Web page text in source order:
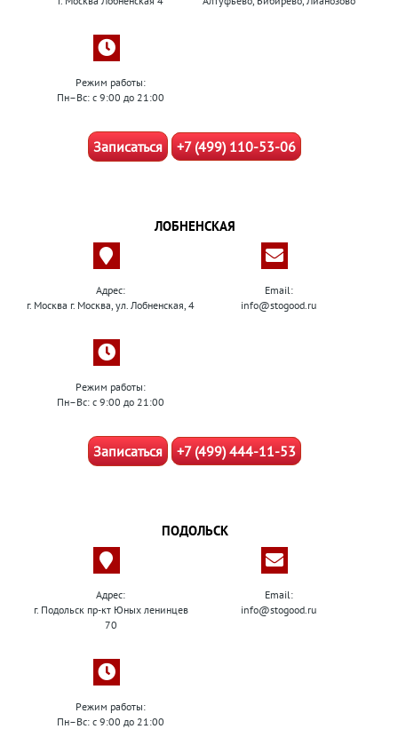
Режим работы:
Пн–Вс: с 9:00 до 21:00
Записаться +7 (499) 110-53-06
ЛОБНЕНСКАЯ
Адрес:
г. Москва г. Москва, ул. Лобненская, 4
Email:
info@stogood.ru
Режим работы:
Пн–Вс: с 9:00 до 21:00
Записаться +7 (499) 444-11-53
ПОДОЛЬСК
Адрес:
г. Подольск пр-кт Юных ленинцев
70
Email:
info@stogood.ru
Режим работы:
Пн–Вс: с 9:00 до 21:00